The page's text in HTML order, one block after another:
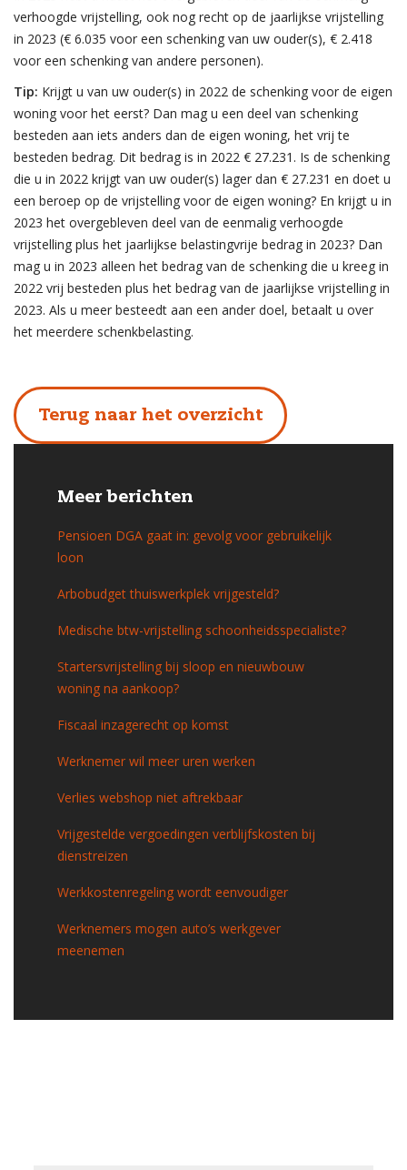
verhoogde vrijstelling, ook nog recht op de jaarlijkse vrijstelling
in 2023 (€ 6.035 voor een schenking van uw ouder(s), € 2.418
voor een schenking van andere personen).
Tip: Krijgt u van uw ouder(s) in 2022 de schenking voor de eigen
woning voor het eerst? Dan mag u een deel van schenking
besteden aan iets anders dan de eigen woning, het vrij te
besteden bedrag. Dit bedrag is in 2022 € 27.231. Is de schenking
die u in 2022 krijgt van uw ouder(s) lager dan € 27.231 en doet u
een beroep op de vrijstelling voor de eigen woning? En krijgt u in
2023 het overgebleven deel van de eenmalig verhoogde
vrijstelling plus het jaarlijkse belastingvrije bedrag in 2023? Dan
mag u in 2023 alleen het bedrag van de schenking die u kreeg in
2022 vrij besteden plus het bedrag van de jaarlijkse vrijstelling in
2023. Als u meer besteedt aan een ander doel, betaalt u over
het meerdere schenkbelasting.
Terug naar het overzicht
Meer berichten
Pensioen DGA gaat in: gevolg voor gebruikelijk
loon
Arbobudget thuiswerkplek vrijgesteld?
Medische btw-vrijstelling schoonheidsspecialiste?
Startersvrijstelling bij sloop en nieuwbouw
woning na aankoop?
Fiscaal inzagerecht op komst
Werknemer wil meer uren werken
Verlies webshop niet aftrekbaar
Vrijgestelde vergoedingen verblijfskosten bij
dienstreizen
Werkkostenregeling wordt eenvoudiger
Werknemers mogen auto’s werkgever
meenemen